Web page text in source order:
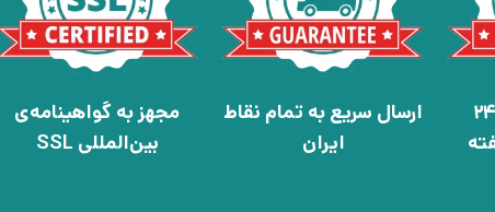
پشتیبانی آنلاین 24
ارسال سریع به تمام نقاط
ایران
مجهز به گواهینامه‌ی
بین‌المللی SSL